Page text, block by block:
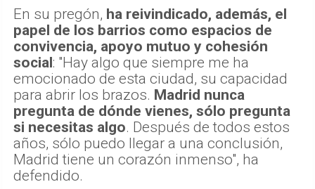
En su pregón, ha reivindicado, además, el
papel de los barrios como espacios de
convivencia, apoyo mutuo y cohesión
social: "Hay algo que siempre me ha
emocionado de esta ciudad, su capacidad
para abrir los brazos. Madrid nunca
pregunta de dónde vienes, sólo pregunta
si necesitas algo. Después de todos estos
años, sólo puedo llegar a una conclusión,
Madrid tiene un corazón inmenso", ha
defendido.